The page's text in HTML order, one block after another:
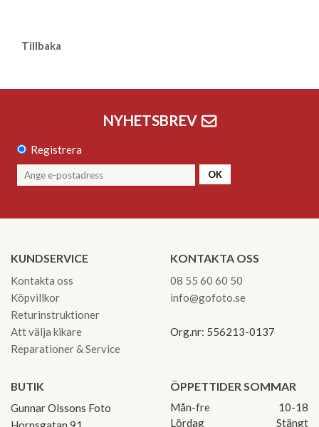
Tillbaka
NYHETSBREV
Registrera
OK
KUNDSERVICE
Kontakta oss
Köpvillkor
Returinstruktioner
Att välja kikare
Reparationer & Service
KONTAKTA OSS
08 55 60 60 50
info@gofoto.se
Org.nr: 556213-0137
BUTIK
Gunnar Olssons Foto
ÖPPETTIDER SOMMAR
Mån-fre
10-18
Lördag
Stängt